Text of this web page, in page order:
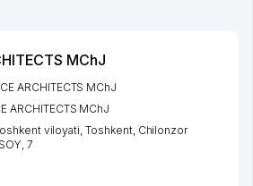
MChJ
ARCHITECTS MChJ
ARCHITECTS MChJ
viloyati,Toshkent, Chilonzor
, 7